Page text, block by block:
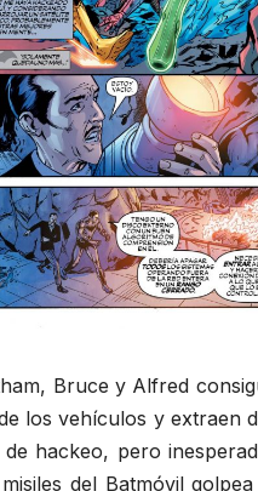
Bruce y Alfred
los vehículos y extraen
de hackeo, pero
del Batmóvil